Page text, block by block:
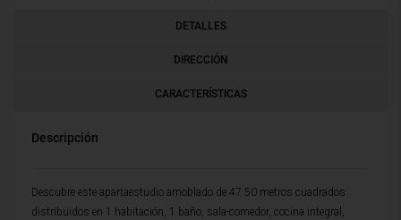
DETALLES
DIRECCIÓN
CARACTERÍSTICAS
Descripción
Descubre este apartaestudio amoblado de 47.50 metros cuadrados
distribuidos en 1 habitación, 1 baño, sala-comedor, cocina integral,